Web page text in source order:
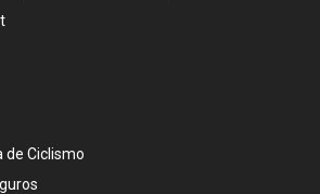
de Ciclismo